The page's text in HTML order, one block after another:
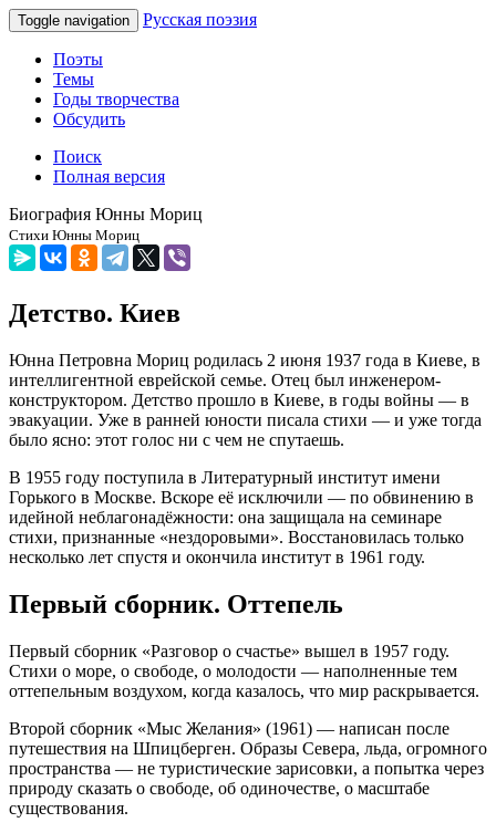
Toggle navigation Русская поэзия
Поэты
Темы
Годы творчества
Обсудить
Поиск
Полная версия
Биография Юнны Мориц
Стихи Юнны Мориц
Детство. Киев
Юнна Петровна Мориц родилась 2 июня 1937 года в Киеве, в
интеллигентной еврейской семье. Отец был инженером-
конструктором. Детство прошло в Киеве, в годы войны — в
эвакуации. Уже в ранней юности писала стихи — и уже тогда
было ясно: этот голос ни с чем не спутаешь.
В 1955 году поступила в Литературный институт имени
Горького в Москве. Вскоре её исключили — по обвинению в
идейной неблагонадёжности: она защищала на семинаре
стихи, признанные «нездоровыми». Восстановилась только
несколько лет спустя и окончила институт в 1961 году.
Первый сборник. Оттепель
Первый сборник «Разговор о счастье» вышел в 1957 году.
Стихи о море, о свободе, о молодости — наполненные тем
оттепельным воздухом, когда казалось, что мир раскрывается.
Второй сборник «Мыс Желания» (1961) — написан после
путешествия на Шпицберген. Образы Севера, льда, огромного
пространства — не туристические зарисовки, а попытка через
природу сказать о свободе, об одиночестве, о масштабе
существования.